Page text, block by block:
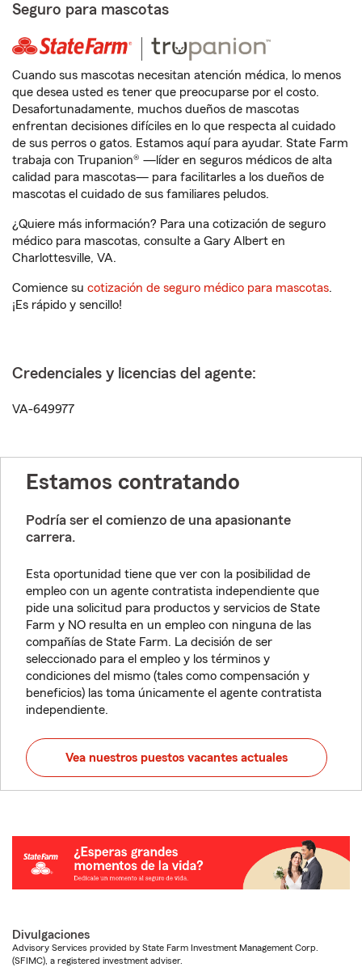
Seguro para mascotas
Cuando sus mascotas necesitan atención médica, lo menos
que desea usted es tener que preocuparse por el costo.
Desafortunadamente, muchos dueños de mascotas
enfrentan decisiones difíciles en lo que respecta al cuidado
de sus perros o gatos. Estamos aquí para ayudar. State Farm
trabaja con Trupanion® —líder en seguros médicos de alta
calidad para mascotas— para facilitarles a los dueños de
mascotas el cuidado de sus familiares peludos.
¿Quiere más información? Para una cotización de seguro
médico para mascotas, consulte a Gary Albert en
Charlottesville, VA.
Comience su cotización de seguro médico para mascotas.
¡Es rápido y sencillo!
Credenciales y licencias del agente:
VA-649977
Estamos contratando
Podría ser el comienzo de una apasionante
carrera.
Esta oportunidad tiene que ver con la posibilidad de
empleo con un agente contratista independiente que
pide una solicitud para productos y servicios de State
Farm y NO resulta en un empleo con ninguna de las
compañías de State Farm. La decisión de ser
seleccionado para el empleo y los términos y
condiciones del mismo (tales como compensación y
beneficios) las toma únicamente el agente contratista
independiente.
Vea nuestros puestos vacantes actuales
Divulgaciones
Advisory Services provided by State Farm Investment Management Corp.
(SFIMC), a registered investment adviser.